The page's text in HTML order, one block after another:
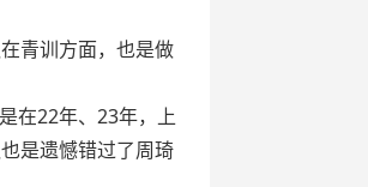
青训方面，也是做
在22年、23年，上
是遗憾错过了周琦